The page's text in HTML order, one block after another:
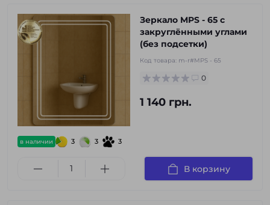
в наличии 3 3 3
Зеркало MPS - 65 с
закруглёнными углами
(без подсетки)
Код товара: m-r#MPS - 65
0
1 140 грн.
В корзину